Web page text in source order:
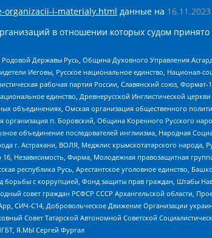
organizacii-i-materialy.html данные на 16.11.2023
в отношении которых судом
Державы Русь, Община Духовного Управления
Иеговы, Русское национальное единство,
рабочая партия России, Славянский союз,
единство, Древнерусской Инглистической
объединениях, Омская организация общественного
п. Боровский, Община Коренного Русского
объединение последователей инглиизма, Народная
г. Астрахани, ВОЛЯ, Меджлис крымскотатарского народа,
Независимость, Фирма, Молодежная правозащитная
республика Русь, Арестантское уголовное единство,
с коррупцией, Фонд защиты прав граждан, Штабы
совет граждан РСФСР СССР Архангельской области,
СИЧ-С14, Добровольческое Движение Организации
Совет Татарской Автономной Советской
Я.МЫ Сергей Фургал